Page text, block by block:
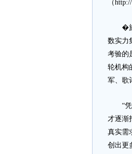
（
�旅行
数实力
考验的
轮机构
军、歌
“凭借
才逐渐
真实需
创出更